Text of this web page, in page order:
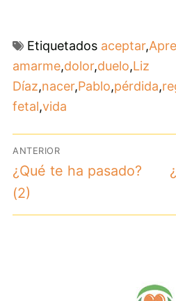
Etiquetados aceptar,
amarme,dolor,duelo,Liz
Díaz,nacer,Pablo,pérdida,
fetal,vida
Navegación
de
entradas
ANTERIOR
Entrada
anterior:
¿Qué te ha pasado?
(2)